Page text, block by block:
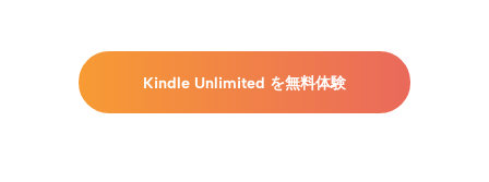
Kindle Unlimited を無料体験